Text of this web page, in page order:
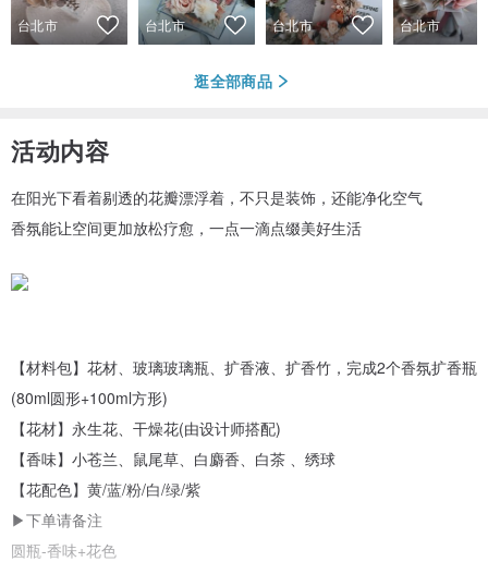
台北市 台北市 台北市 台北市
逛全部商品
活动内容
在阳光下看着剔透的花瓣漂浮着，不只是装饰，还能净化空气
香氛能让空间更加放松疗愈，一点一滴点缀美好生活
【材料包】花材、玻璃玻璃瓶、扩香液、扩香竹，完成2个香氛扩香瓶
(80ml圆形+100ml方形)
【花材】永生花、干燥花(由设计师搭配)
【香味】小苍兰、鼠尾草、白麝香、白茶 、绣球
【花配色】黄/蓝/粉/白/绿/紫
▶下单请备注
圆瓶-香味+花色